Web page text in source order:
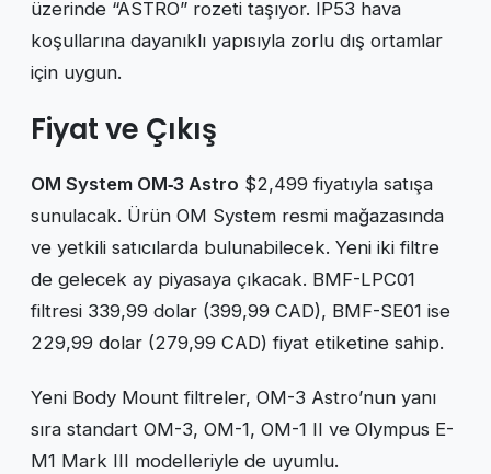
üzerinde “ASTRO” rozeti taşıyor. IP53 hava
koşullarına dayanıklı yapısıyla zorlu dış ortamlar
için uygun.
Fiyat ve Çıkış
OM System OM‑3 Astro $2,499 fiyatıyla satışa
sunulacak. Ürün OM System resmi mağazasında
ve yetkili satıcılarda bulunabilecek. Yeni iki filtre
de gelecek ay piyasaya çıkacak. BMF-LPC01
filtresi 339,99 dolar (399,99 CAD), BMF-SE01 ise
229,99 dolar (279,99 CAD) fiyat etiketine sahip.
Yeni Body Mount filtreler, OM-3 Astro’nun yanı
sıra standart OM-3, OM-1, OM-1 II ve Olympus E-
M1 Mark III modelleriyle de uyumlu.